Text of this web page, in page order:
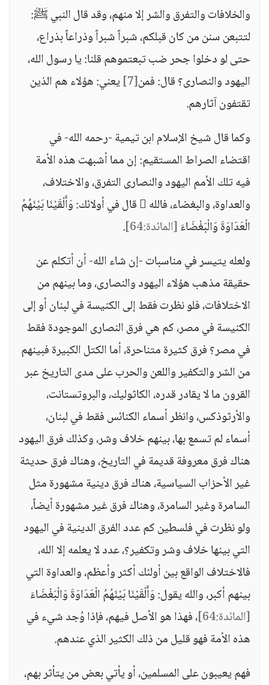
والخلافات والتفرق والشر إلا منهم، وقد قال النبي ﷺ:
لتتبعن سنن من كان قبلكم، شبراً شبراً وذراعاً بذراع،
حتى لو دخلوا جحر ضب تبعتموهم قلنا: يا رسول الله،
اليهود والنصارى؟ قال: فمن[7]
يعني: هؤلاء هم الذين
تقتفون آثارهم.
وكما قال شيخ الإسلام ابن تيمية -رحمه الله- في
اقتضاء الصراط المستقيم: إن مما أشبهت هذه الأمة
فيه تلك الأمم اليهود والنصارى التفرق، والاختلاف،
والعداوة، والبغضاء، فالله  قال في أولائك: وَأَلْقَيْنَا بَيْنَهُمُ
الْعَدَاوَةَ وَالْبَغْضَاءَ[المائدة:64]
.
ولعله يتيسر في مناسبات -إن شاء الله- أن أتكلم عن
حقيقة مذهب هؤلاء اليهود والنصارى، وما بينهم من
الاختلافات، فلو نظرت فقط إلى الكنيسة في لبنان أو إلى
الكنيسة في مصر، كم هي فرق النصارى الموجودة فقط
في مصر؟ فرق كثيرة متناحرة، أما الكتل الكبيرة فبينهم
من الشر والتكفير واللعن والحرب على مدى التاريخ عبر
القرون ما لا يقادر قدره، الكاثوليك، والبروتستانت،
والأرثوذكس، وانظر أسماء الكنائس فقط في لبنان،
أسماء لم تسمع بها، بينهم خلاف وشر، وكذلك فرق اليهود
هناك فرق معروفة قديمة في التاريخ، وهناك فرق حديثة
غير الأحزاب السياسية، هناك فرق دينية مشهورة مثل
السامرة وغير السامرة، وهناك فرق غير مشهورة أيضاً،
ولو نظرت في فلسطين كم عدد الفرق الدينية في اليهود
التي بينها خلاف وشر وتكفير؟، عدد لا يعلمه إلا الله،
فالاختلاف الواقع بين أولئك أكثر وأعظم، والعداوة التي
بينهم أكبر، والله يقول: وَأَلْقَيْنَا بَيْنَهُمُ الْعَدَاوَةَ وَالْبَغْضَاءَ
[المائدة:64]
، فهذا هو الأصل فيهم، فإذا وُجد شيء في
هذه الأمة فهو قليل من ذلك الكثير الذي عندهم.
فهم يعيبون على المسلمين، أو يأتي بعض من يتأثر بهم،